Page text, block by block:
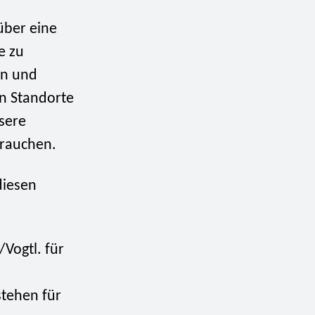
eine
zu
und
Standorte
Vogtl. für
für